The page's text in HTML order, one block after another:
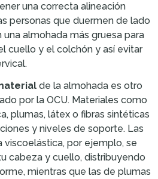
una correcta alineación
personas que duermen de lado
almohada más gruesa para
cuello y el colchón y así evitar
de la almohada es otro
por la OCU. Materiales como
plumas, látex o fibras sintéticas
y niveles de soporte. Las
por ejemplo, se
cabeza y cuello, distribuyendo
mientras que las de plumas